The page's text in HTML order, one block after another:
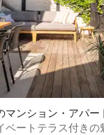
マンション・アパー
ベートテラス付きの